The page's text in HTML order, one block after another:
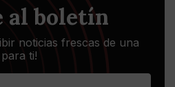
al boletín
noticias frescas de una
ti!